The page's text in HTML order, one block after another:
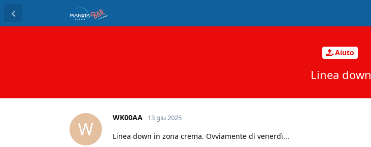
Aiuto
Linea down
W
WK00AA 13 giu 2025
Linea down in zona crema. Ovviamente di venerdì...